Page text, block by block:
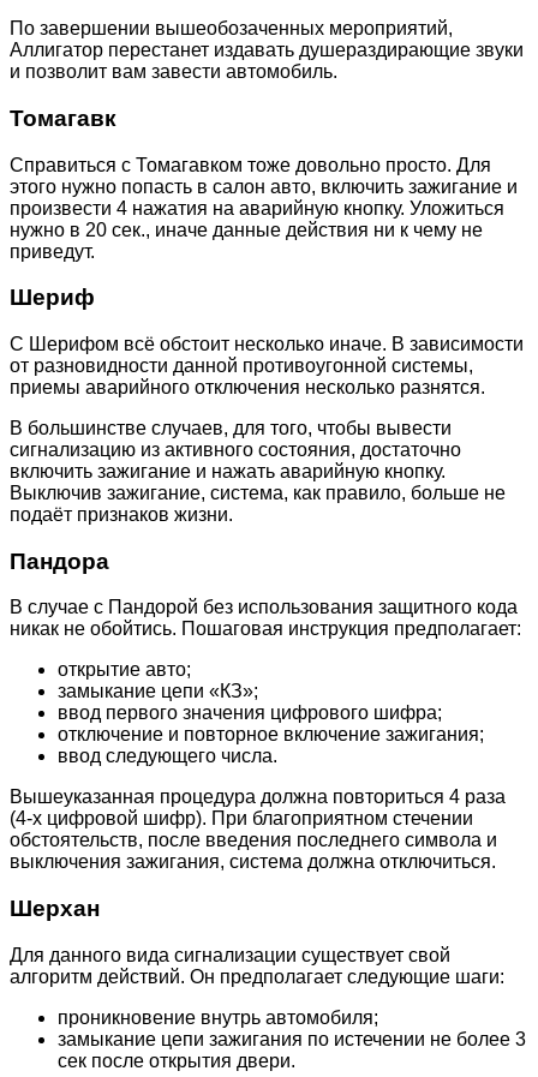
По завершении вышеобозаченных мероприятий,
Аллигатор перестанет издавать душераздирающие звуки
и позволит вам завести автомобиль.
Томагавк
Справиться с Томагавком тоже довольно просто. Для
этого нужно попасть в салон авто, включить зажигание и
произвести 4 нажатия на аварийную кнопку. Уложиться
нужно в 20 сек., иначе данные действия ни к чему не
приведут.
Шериф
С Шерифом всё обстоит несколько иначе. В зависимости
от разновидности данной противоугонной системы,
приемы аварийного отключения несколько разнятся.
В большинстве случаев, для того, чтобы вывести
сигнализацию из активного состояния, достаточно
включить зажигание и нажать аварийную кнопку.
Выключив зажигание, система, как правило, больше не
подаёт признаков жизни.
Пандора
В случае с Пандорой без использования защитного кода
никак не обойтись. Пошаговая инструкция предполагает:
открытие авто;
замыкание цепи «КЗ»;
ввод первого значения цифрового шифра;
отключение и повторное включение зажигания;
ввод следующего числа.
Вышеуказанная процедура должна повториться 4 раза
(4-х цифровой шифр). При благоприятном стечении
обстоятельств, после введения последнего символа и
выключения зажигания, система должна отключиться.
Шерхан
Для данного вида сигнализации существует свой
алгоритм действий. Он предполагает следующие шаги:
проникновение внутрь автомобиля;
замыкание цепи зажигания по истечении не более 3
сек после открытия двери.